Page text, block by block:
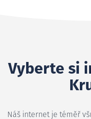
Vyberte si
Náš internet je téměř